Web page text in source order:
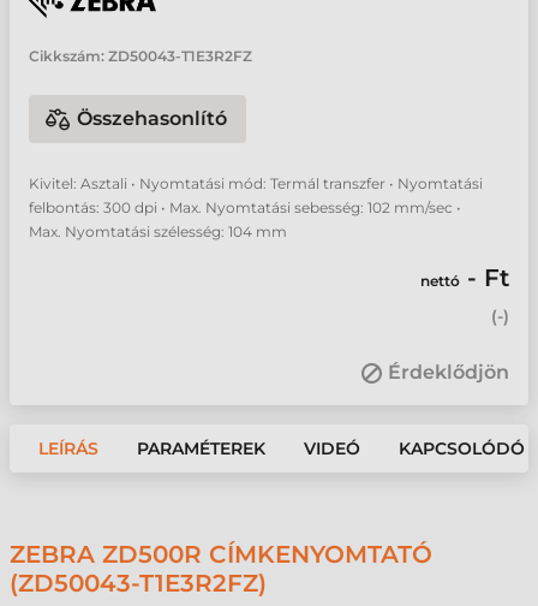
Cikkszám: ZD50043-T1E3R2FZ
Összehasonlító
Kivitel: Asztali • Nyomtatási mód: Termál transzfer • Nyomtatási
felbontás: 300 dpi • Max. Nyomtatási sebesség: 102 mm/sec •
Max. Nyomtatási szélesség: 104 mm
nettó - Ft
(-)
Érdeklődjön
LEÍRÁS PARAMÉTEREK VIDEÓ KAPCSOLÓDÓ
ZEBRA ZD500R CÍMKENYOMTATÓ
(ZD50043-T1E3R2FZ)